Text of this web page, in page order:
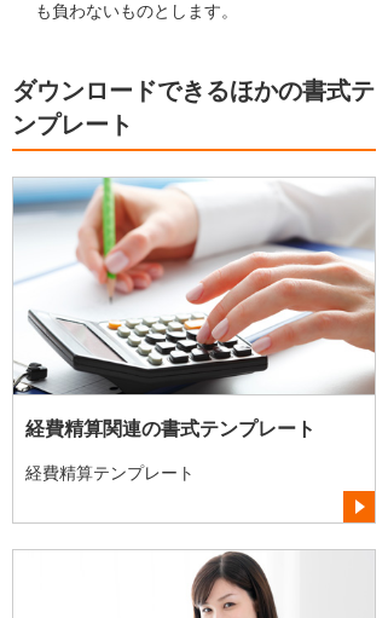
も負わないものとします。
ダウンロードできるほかの書式テ
ンプレート
経費精算関連の書式テンプレート
経費精算テンプレート